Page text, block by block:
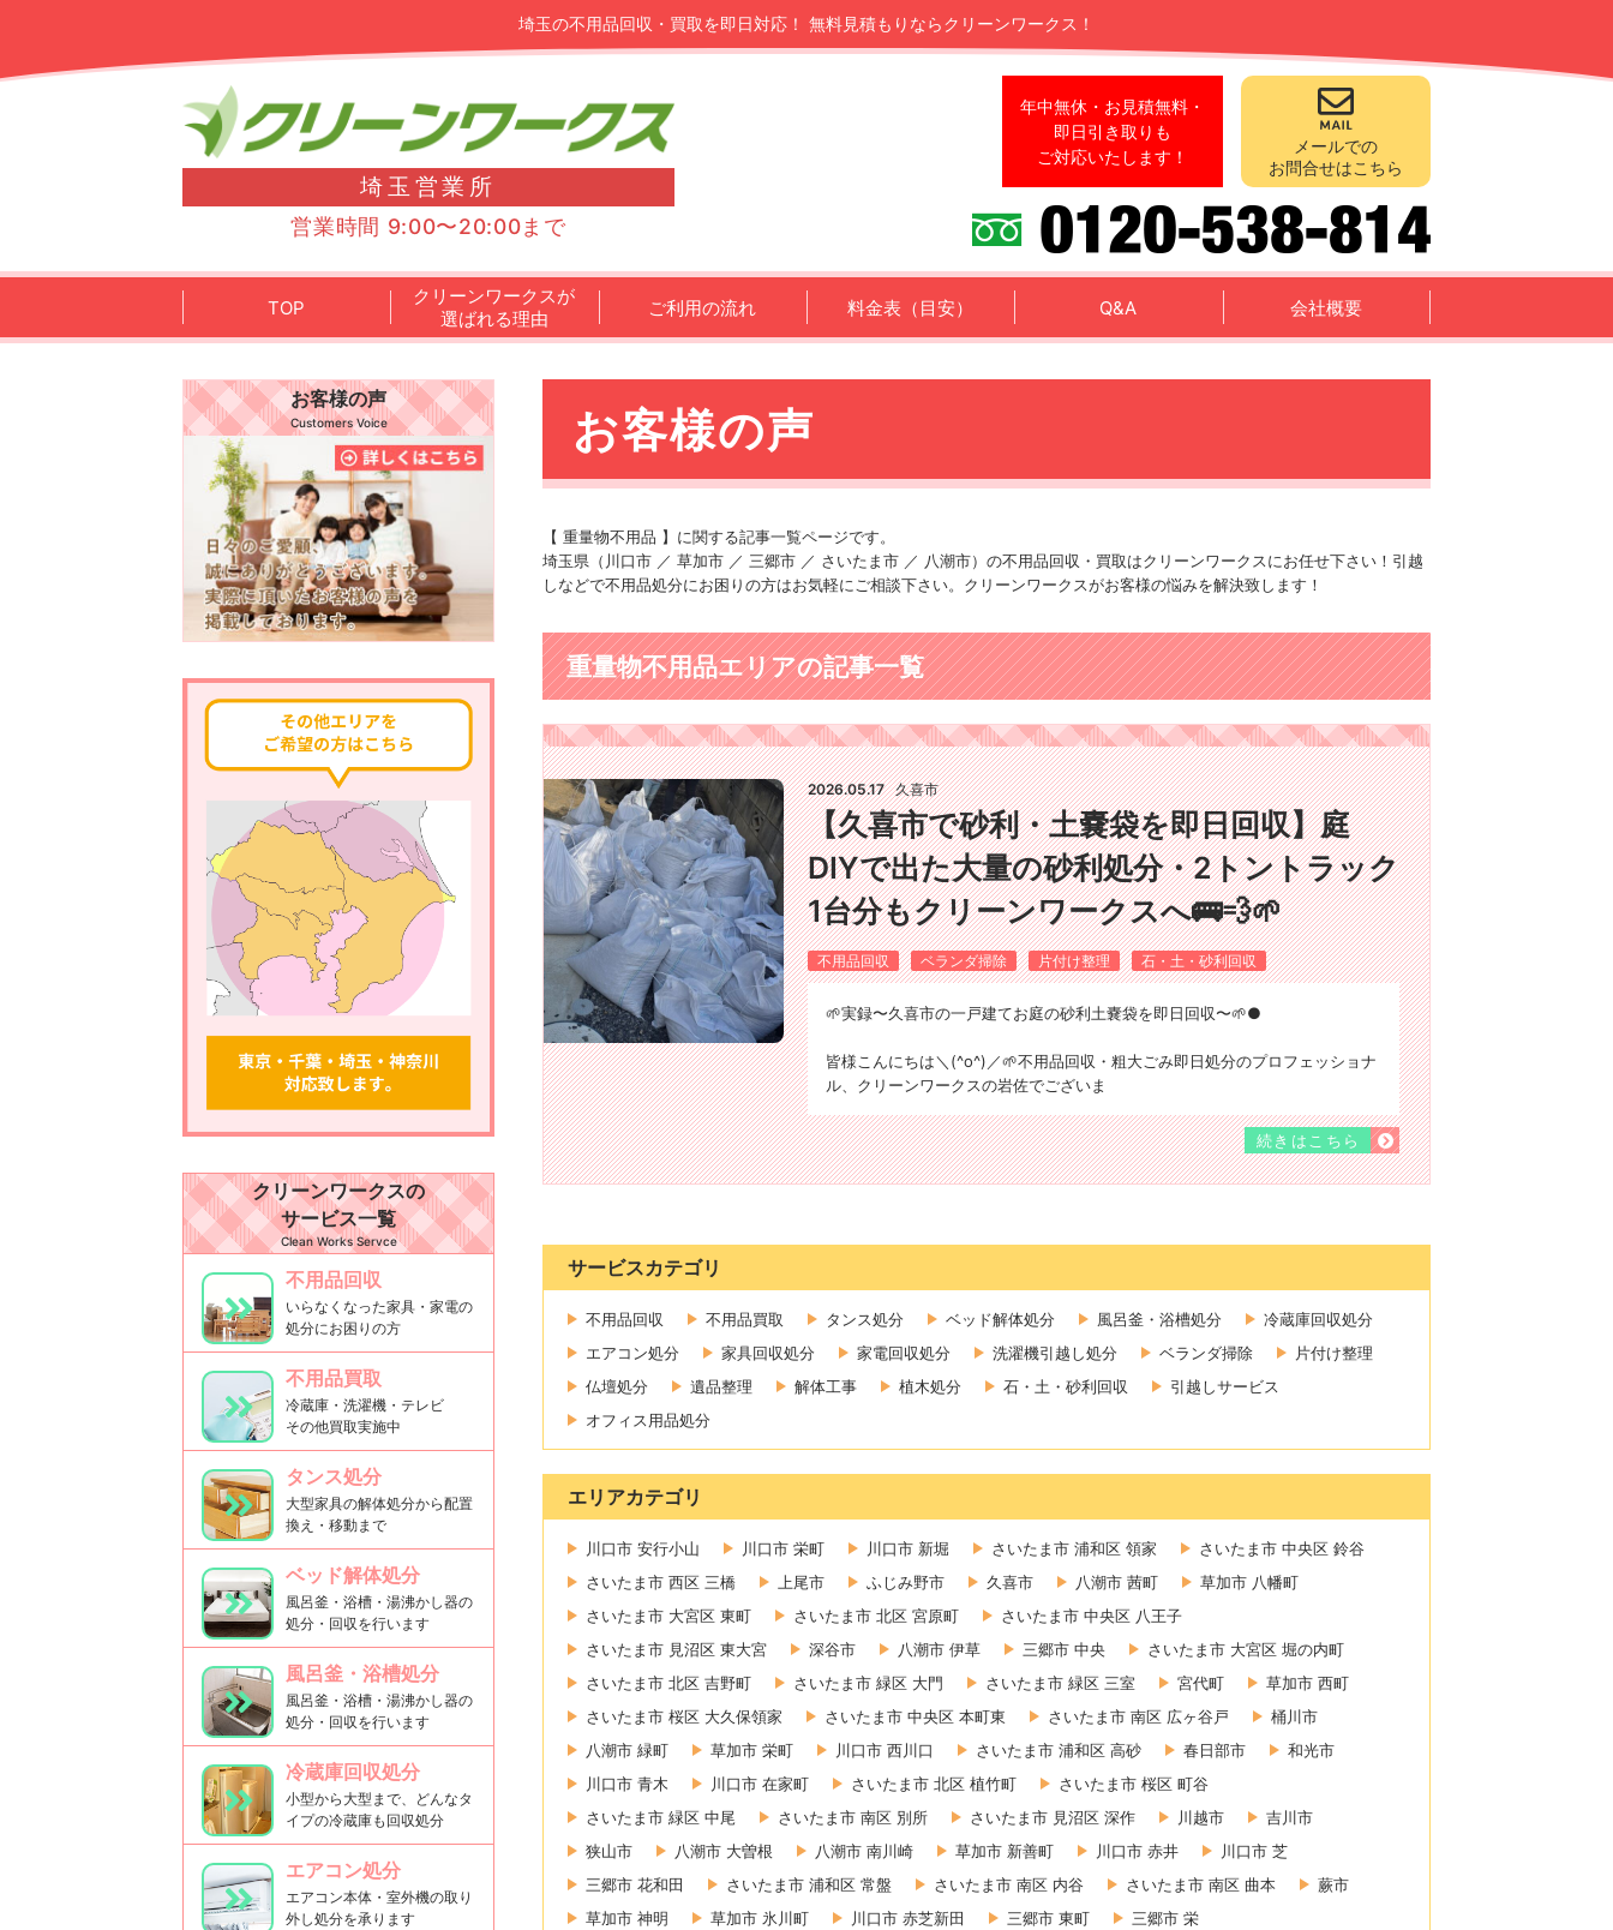
埼玉の不用品回収・買取を即日対応！ 無料見積もりならクリーンワークス！
埼玉営業所
営業時間 9:00〜20:00まで
年中無休・お見積無料・
即日引き取りも
ご対応いたします！
メールでの
お問合せはこちら
TOP
クリーンワークスが
選ばれる理由
ご利用の流れ 料金表（目安） Q&A 会社概要
お客様の声
【 重量物不用品 】に関する記事一覧ページです。
埼玉県（川口市 ／ 草加市 ／ 三郷市 ／ さいたま市 ／ 八潮市）の不用品回収・買取はクリーンワークスにお任せ下さい！引越
しなどで不用品処分にお困りの方はお気軽にご相談下さい。クリーンワークスがお客様の悩みを解決致します！
重量物不用品エリアの記事一覧
2026.05.17 久喜市
【久喜市で砂利・土嚢袋を即日回収】庭
DIYで出た大量の砂利処分・2トントラック
1台分もクリーンワークスへ🚌💨🌱
不用品回収 ベランダ掃除 片付け整理 石・土・砂利回収
🌱実録〜久喜市の一戸建てお庭の砂利土嚢袋を即日回収〜🌱●
皆様こんにちは＼(^o^)／🌱不用品回収・粗大ごみ即日処分のプロフェッショナ
ル、クリーンワークスの岩佐でございま
続きはこちら
サービスカテゴリ
不用品回収 不用品買取 タンス処分 ベッド解体処分 風呂釜・浴槽処分
冷蔵庫回収処分
エアコン処分
家具回収処分 家電回収処分 洗濯機引越し処分 ベランダ掃除
片付け整理
仏壇処分
遺品整理 解体工事 植木処分 石・土・砂利回収
引越しサービス
オフィス用品処分
エリアカテゴリ
川口市 安行小山 川口市 栄町 川口市 新堀 さいたま市 浦和区 領家
さいたま市 中央区 鈴谷
さいたま市 西区 三橋
上尾市 ふじみ野市 久喜市 八潮市 茜町
草加市 八幡町
さいたま市 大宮区 東町
さいたま市 北区 宮原町
さいたま市 中央区 八王子
さいたま市 見沼区 東大宮
深谷市 八潮市 伊草 三郷市 中央
さいたま市 大宮区 堀の内町
さいたま市 北区 吉野町
さいたま市 緑区 大門 さいたま市 緑区 三室 宮代町
草加市 西町
さいたま市 桜区 大久保領家
さいたま市 中央区 本町東 さいたま市 南区 広ヶ谷戸
桶川市
八潮市 緑町
草加市 栄町 川口市 西川口 さいたま市 浦和区 高砂 春日部市
和光市
川口市 青木
川口市 在家町 さいたま市 北区 植竹町
さいたま市 桜区 町谷
さいたま市 緑区 中尾
さいたま市 南区 別所 さいたま市 見沼区 深作 川越市
吉川市
狭山市
八潮市 大曽根 八潮市 南川崎 草加市 新善町 川口市 赤井
川口市 芝
三郷市 花和田
さいたま市 浦和区 常盤 さいたま市 南区 内谷 さいたま市 南区 曲本
蕨市
草加市 神明
草加市 氷川町 川口市 赤芝新田 三郷市 東町
三郷市 栄
お客様の声
Customers Voice
クリーンワークスの
サービス一覧
Clean Works Servce
不用品回収
いらなくなった家具・家電の
処分にお困りの方
不用品買取
冷蔵庫・洗濯機・テレビ
その他買取実施中
タンス処分
大型家具の解体処分から配置
換え・移動まで
ベッド解体処分
風呂釜・浴槽・湯沸かし器の
処分・回収を行います
風呂釜・浴槽処分
風呂釜・浴槽・湯沸かし器の
処分・回収を行います
冷蔵庫回収処分
小型から大型まで、どんなタ
イプの冷蔵庫も回収処分
エアコン処分
エアコン本体・室外機の取り
外し処分を承ります